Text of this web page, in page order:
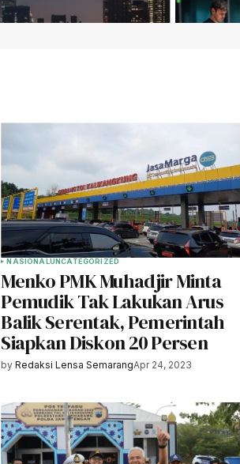
NASIONALUNCATEGORIZED
Menko PMK Muhadjir Minta
Pemudik Tak Lakukan Arus
Balik Serentak, Pemerintah
Siapkan Diskon 20 Persen
by Redaksi Lensa SemarangApr 24, 2023